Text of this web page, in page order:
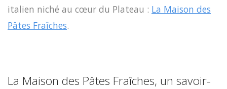
italien niché au cœur du Plateau : La Maison des
Pâtes Fraîches.
La Maison des Pâtes Fraîches, un savoir-